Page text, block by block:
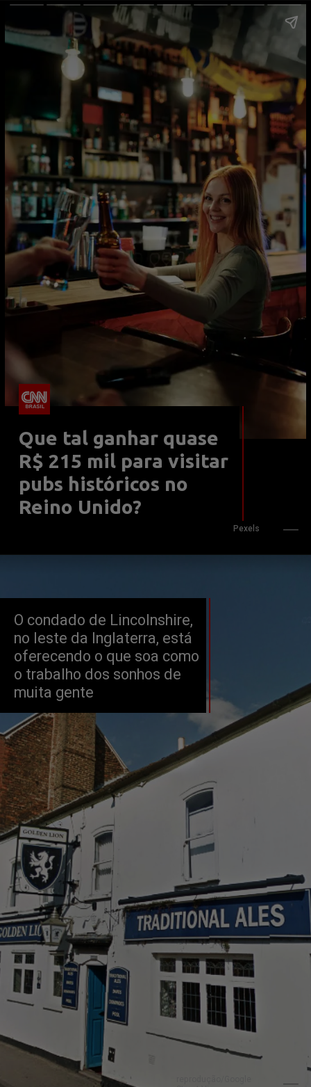
Que tal ganhar quase
R$ 215 mil para visitar
pubs históricos no
Reino Unido?
Pexels
O condado de Lincolnshire,
no leste da Inglaterra, está
oferecendo o que soa como
o trabalho dos sonhos de
muita gente